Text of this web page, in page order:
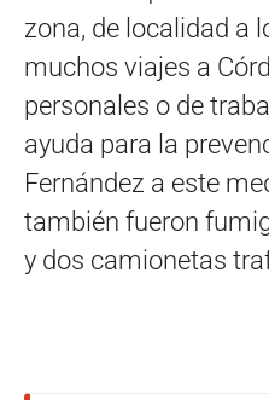
zona, de localidad a
muchos viajes a
personales o de
ayuda para la
Fernández a este
también fueron
y dos camionetas